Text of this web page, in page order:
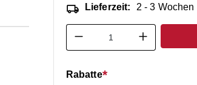
Lieferzeit: 2 - 3 Wochen
Produkt Anzahl:
Rabatte